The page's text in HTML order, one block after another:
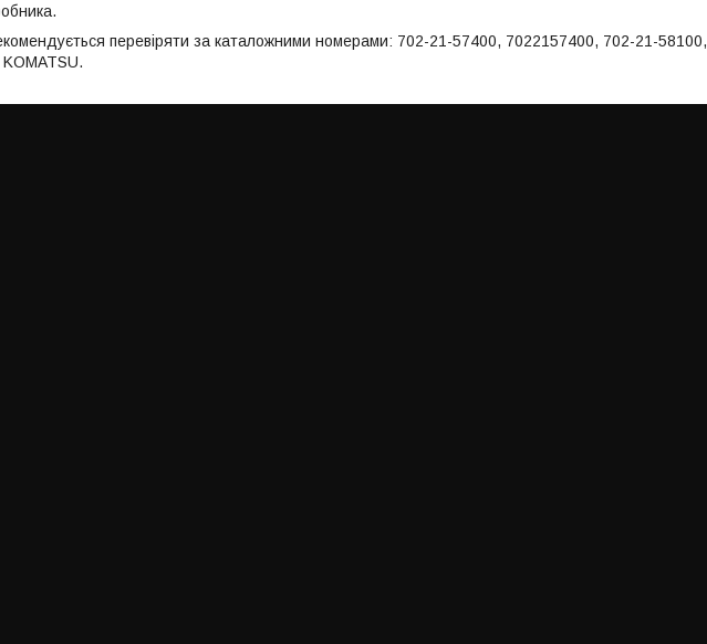
перевіряти за каталожними номерами: 702-21-57400, 7022157400, 702-21-58100,